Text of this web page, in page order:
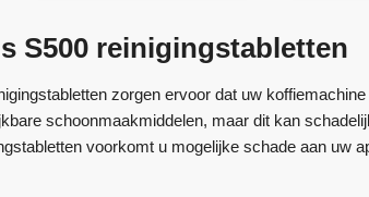
S500 reinigingstabletten
zorgen ervoor dat uw
schoonmaakmiddelen, maar dit kan
voorkomt u mogelijke schade aan uw